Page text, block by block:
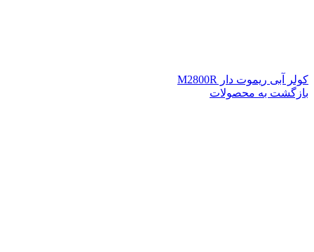
کولر آبی ریموت دار M2800R
بازگشت به محصولات